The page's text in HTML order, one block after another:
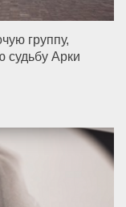
группу,
судьбу Арки